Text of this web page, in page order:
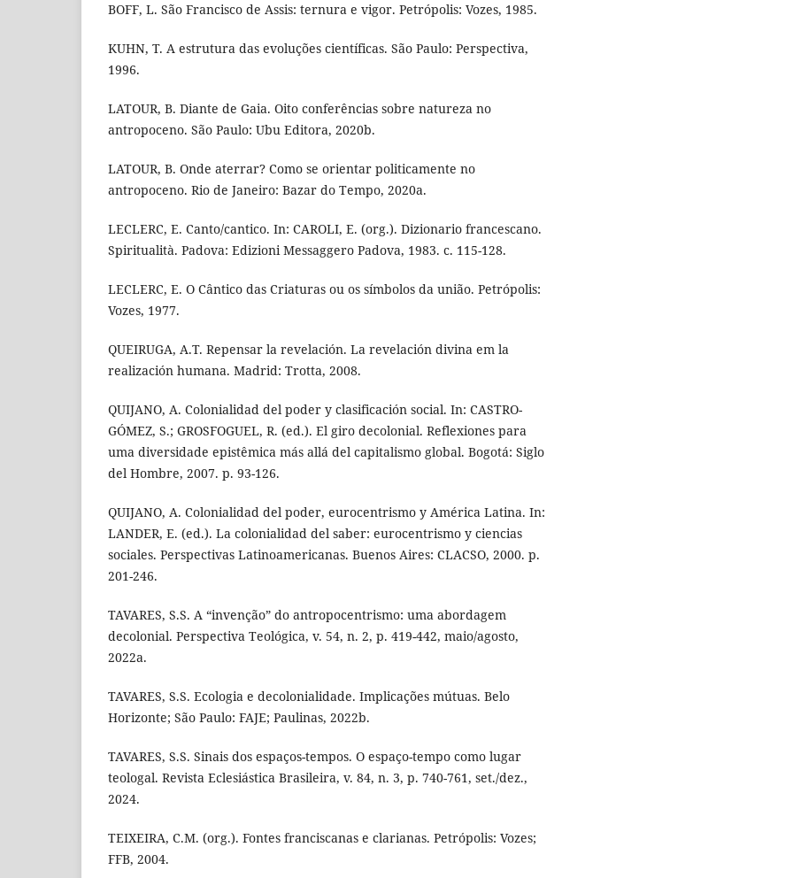
BOFF, L. São Francisco de Assis: ternura e vigor. Petrópolis: Vozes, 1985.
KUHN, T. A estrutura das evoluções científicas. São Paulo: Perspectiva,
1996.
LATOUR, B. Diante de Gaia. Oito conferências sobre natureza no
antropoceno. São Paulo: Ubu Editora, 2020b.
LATOUR, B. Onde aterrar? Como se orientar politicamente no
antropoceno. Rio de Janeiro: Bazar do Tempo, 2020a.
LECLERC, E. Canto/cantico. In: CAROLI, E. (org.). Dizionario francescano.
Spiritualità. Padova: Edizioni Messaggero Padova, 1983. c. 115-128.
LECLERC, E. O Cântico das Criaturas ou os símbolos da união. Petrópolis:
Vozes, 1977.
QUEIRUGA, A.T. Repensar la revelación. La revelación divina em la
realización humana. Madrid: Trotta, 2008.
QUIJANO, A. Colonialidad del poder y clasificación social. In: CASTRO-
GÓMEZ, S.; GROSFOGUEL, R. (ed.). El giro decolonial. Reflexiones para
uma diversidade epistêmica más allá del capitalismo global. Bogotá: Siglo
del Hombre, 2007. p. 93-126.
QUIJANO, A. Colonialidad del poder, eurocentrismo y América Latina. In:
LANDER, E. (ed.). La colonialidad del saber: eurocentrismo y ciencias
sociales. Perspectivas Latinoamericanas. Buenos Aires: CLACSO, 2000. p.
201-246.
TAVARES, S.S. A “invenção” do antropocentrismo: uma abordagem
decolonial. Perspectiva Teológica, v. 54, n. 2, p. 419-442, maio/agosto,
2022a.
TAVARES, S.S. Ecologia e decolonialidade. Implicações mútuas. Belo
Horizonte; São Paulo: FAJE; Paulinas, 2022b.
TAVARES, S.S. Sinais dos espaços-tempos. O espaço-tempo como lugar
teologal. Revista Eclesiástica Brasileira, v. 84, n. 3, p. 740-761, set./dez.,
2024.
TEIXEIRA, C.M. (org.). Fontes franciscanas e clarianas. Petrópolis: Vozes;
FFB, 2004.